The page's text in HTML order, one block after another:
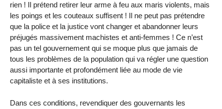
rien ! Il prétend retirer leur arme à feu aux maris violents, mais
les poings et les couteaux suffisent ! Il ne peut pas prétendre
que la police et la justice vont changer et abandonner leurs
préjugés massivement machistes et anti-femmes ! Ce n’est
pas un tel gouvernement qui se moque plus que jamais de
tous les problèmes de la population qui va régler une question
aussi importante et profondément liée au mode de vie
capitaliste et à ses institutions.
Dans ces conditions, revendiquer des gouvernants les